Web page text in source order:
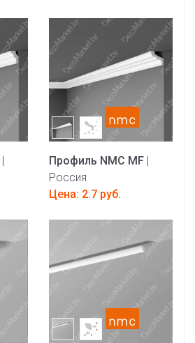
|
Профиль NMC MF |
Россия
Цена: 2.7 руб.